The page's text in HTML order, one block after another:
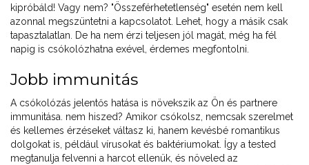
kipróbáld! Vagy nem? "Összeférhetetlenség" esetén nem kell
azonnal megszüntetni a kapcsolatot. Lehet, hogy a másik csak
tapasztalatlan. De ha nem érzi teljesen jól magát, még ha fél
napig is csókolózhatna exével, érdemes megfontolni.
Jobb immunitás
A csókolózás jelentős hatása is növekszik az Ön és partnere
immunitása. nem hiszed? Amikor csókolsz, nemcsak szerelmet
és kellemes érzéseket váltasz ki, hanem kevésbé romantikus
dolgokat is, például vírusokat és baktériumokat. Így a tested
megtanulja felvenni a harcot ellenük, és növeled az